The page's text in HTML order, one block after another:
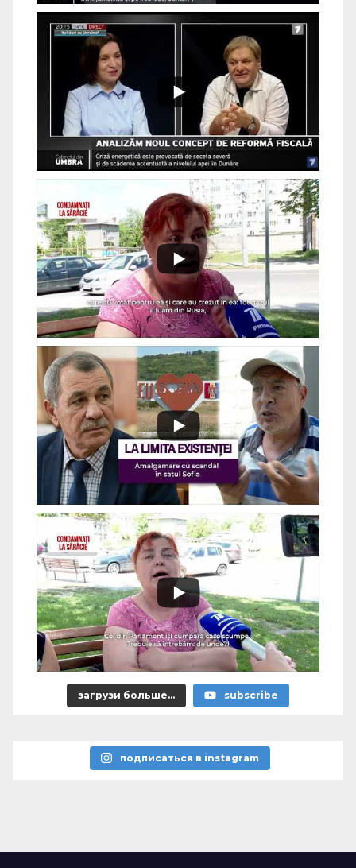
загрузи больше... subscribe
подписаться в instagram